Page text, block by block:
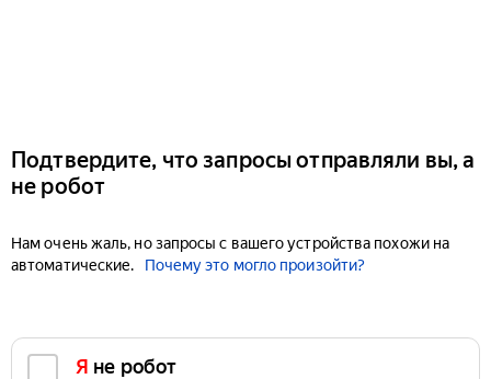
Подтвердите, что запросы отправляли вы, а
не робот
Нам очень жаль, но запросы с вашего устройства похожи на
автоматические.
Почему это могло произойти?
Я не робот